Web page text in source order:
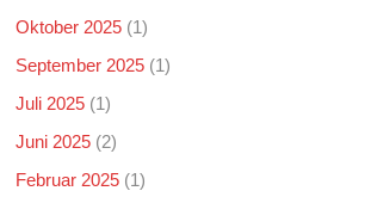
Oktober 2025 (1)
September 2025 (1)
Juli 2025 (1)
Juni 2025 (2)
Februar 2025 (1)